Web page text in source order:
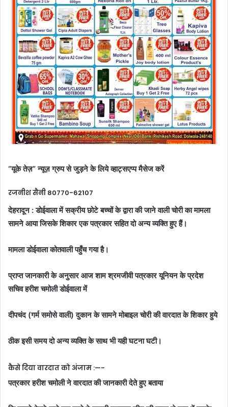
“यूके तेज़” न्यूज़ ग्रुप से जुड़ने के लिये व्हाट्सएप्प मैसेज करें
रजनीश सैनी 80770-62107
देहरादून : डोईवाला में सक्रीय छोटे बच्चों के द्वारा की जाने वाली चोरी का मामला
सामने आया जिसके शिकार एक पत्रकार सहित दो अन्य व्यक्ति हुए हैं।
मामला डोईवाला कोतवाली पहुँच गया है।
प्राप्त जानकारी के अनुसार आज शाम श्रमजीवी पत्रकार यूनियन के प्रदेश
सचिव हरीश चमोली डोईवाला में
दीपचंद (गर्म समोसे वाली) दुकान के सामने मोबाइल चोरी की वारदात के शिकार हुये
ठीक इसी समय दो अन्य व्यक्ति के साथ भी यही घटना घटी।
कैसे दिया वारदात को अंजाम :—-
पत्रकार हरीश चमोली ने वारदात की जानकारी देते हुए बताया